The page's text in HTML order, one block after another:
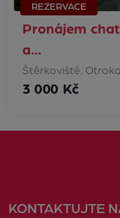
REZERVACE
Pronájem
a…
Štěrkoviště,
3 000 Kč
KONTAKTUJTE